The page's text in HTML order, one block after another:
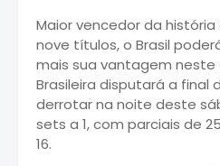
Maior vencedor da história
nove títulos, o Brasil
mais sua vantagem neste
Brasileira disputará a final
derrotar na noite deste
sets a 1, com parciais de
16.